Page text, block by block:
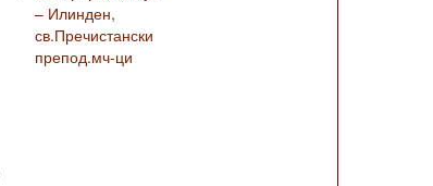
– Илинден,
св.Пречистански
препод.мч-ци